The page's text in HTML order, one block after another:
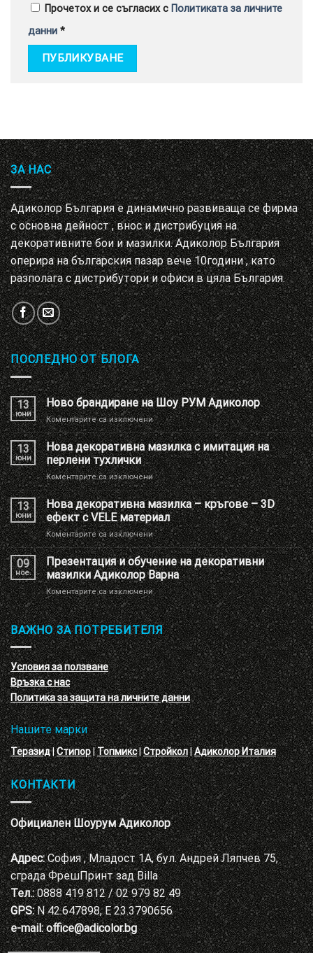
Прочетох и се съгласих с Политиката за личните
данни *
ЗА НАС
Адиколор България е динамично развиваща се фирма
с основна дейност , внос и дистрибуция на
декоративните бои и мазилки. Адиколор България
оперира на българския пазар вече 10години , като
разполага с дистрибутори и офиси в цяла България.
ПОСЛЕДНО ОТ БЛОГА
13
юни
Ново брандиране на Шоу РУМ Адиколор
Коментарите са изключениза
Ново
брандиране
на
Шоу
РУМ
Адиколор
13
юни
Нова декоративна мазилка с имитация на
перлени тухлички
Коментарите са изключениза
Нова
декоративна
мазилка
с
имитация
на
перлени
тухлички
13
юни
Нова декоративна мазилка – кръгове – 3D
ефект с VELE материал
Коментарите са изключениза
Нова
декоративна
мазилка
–
кръгове
–
3D
ефект
с
VELE
материал
09
ное.
Презентация и обучение на декоративни
мазилки Адиколор Варна
Коментарите са изключениза
Презентация
и
обучение
на
декоративни
мазилки
Адиколор
Варна
ВАЖНО ЗА ПОТРЕБИТЕЛЯ
Условия за ползване
Връзка с нас
Политика за защита на личните данни
Нашите марки
Теразид|Стипор|Топмикс|Стройкол|Адиколор Италия
КОНТАКТИ
Официален Шоурум Адиколор
Адрес:София , Младост 1А, бул. Андрей Ляпчев 75,
сграда ФрешПринт зад Billa
Тел.:0888 419 812 / 02 979 82 49
GPS:N 42.647898, E 23.3790656
e-mail: office@adicolor.bg